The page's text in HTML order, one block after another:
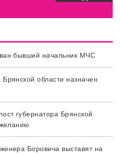
бывший начальник МЧС
Брянской области назначен
губернатора Брянской
Боровича выставят на